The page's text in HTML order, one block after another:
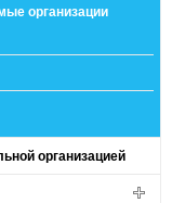
организации
организацией